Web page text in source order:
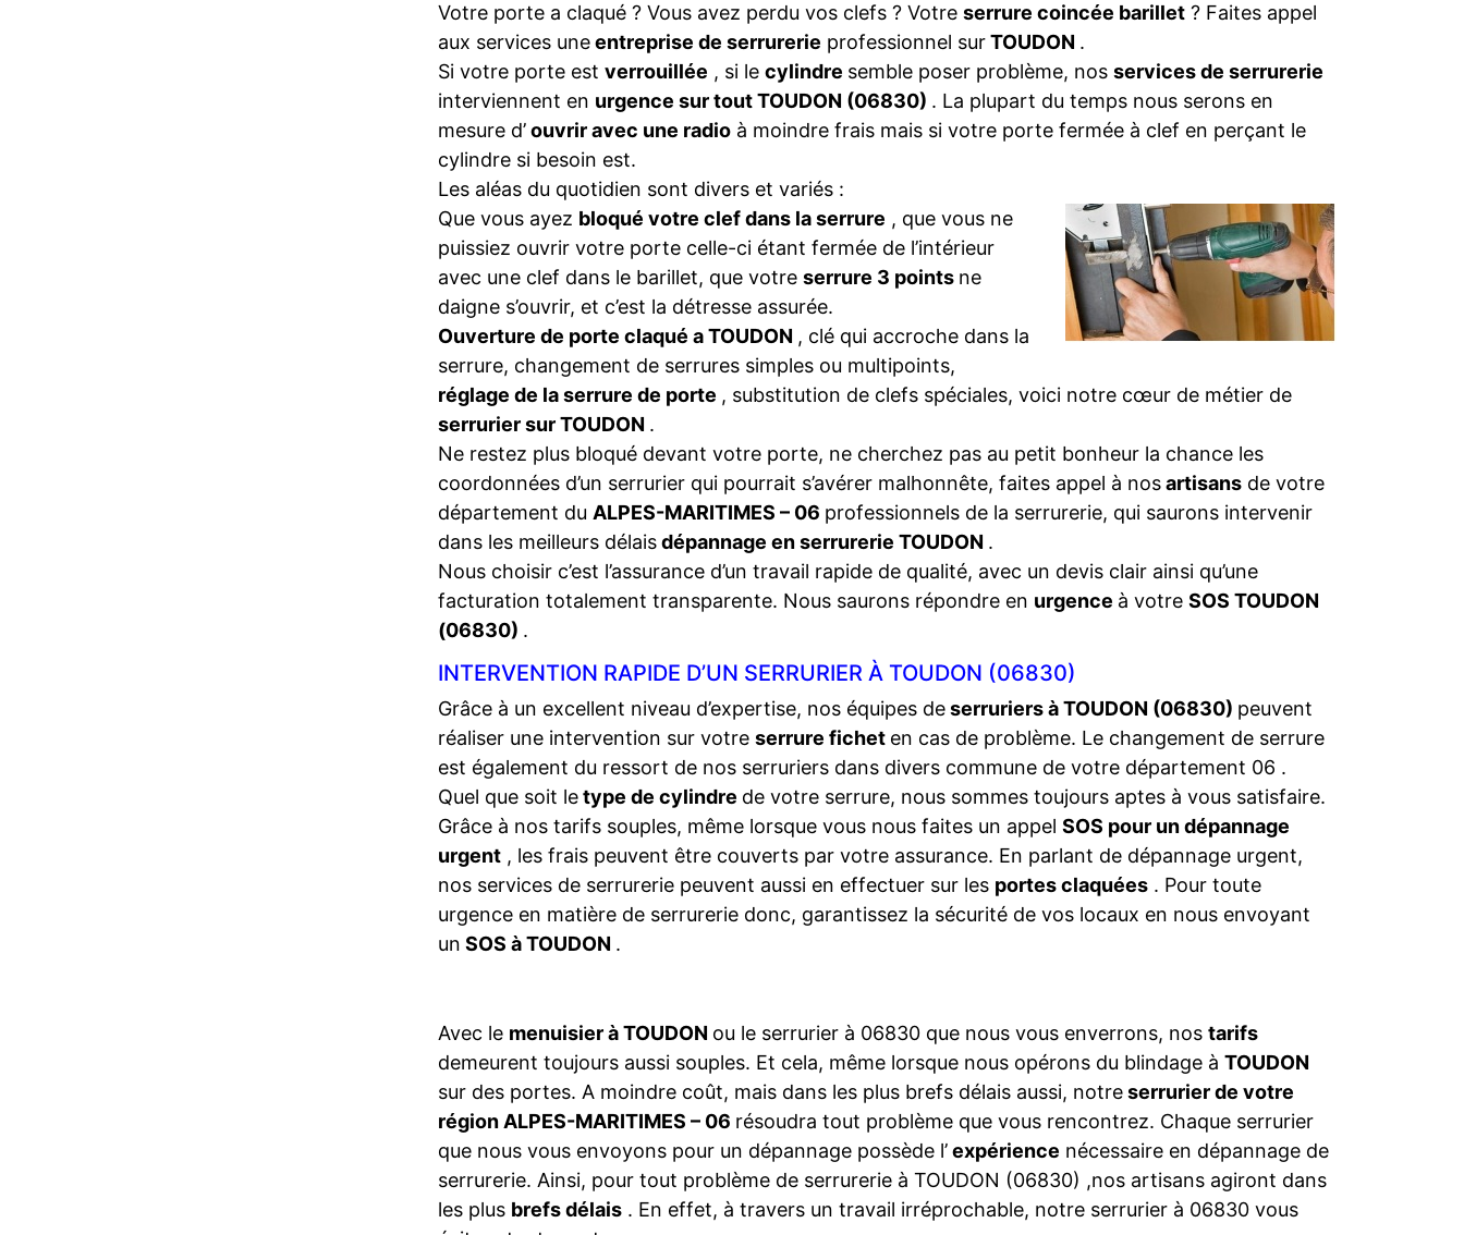
Votre porte a claqué ? Vous avez perdu vos clefs ? Votre serrure coincée barillet ? Faites appel
aux services uneentreprise de serrurerie professionnel surTOUDON .
Si votre porte est verrouillée , si le cylindre semble poser problème, nos services de serrurerie
interviennent en urgence sur tout TOUDON (06830) . La plupart du temps nous serons en
mesure d’ouvrir avec une radio à moindre frais mais si votre porte fermée à clef en perçant le
cylindre si besoin est.
Les aléas du quotidien sont divers et variés :
Que vous ayez bloqué votre clef dans la serrure , que vous ne
puissiez ouvrir votre porte celle-ci étant fermée de l’intérieur
avec une clef dans le barillet, que votre serrure 3 points ne
daigne s’ouvrir, et c’est la détresse assurée.
Ouverture de porte claqué a TOUDON , clé qui accroche dans la
serrure, changement de serrures simples ou multipoints,
réglage de la serrure de porte , substitution de clefs spéciales, voici notre cœur de métier de
serrurier sur TOUDON .
Ne restez plus bloqué devant votre porte, ne cherchez pas au petit bonheur la chance les
coordonnées d’un serrurier qui pourrait s’avérer malhonnête, faites appel à nosartisans de votre
département du ALPES-MARITIMES – 06 professionnels de la serrurerie, qui saurons intervenir
dans les meilleurs délaisdépannage en serrurerie TOUDON .
Nous choisir c’est l’assurance d’un travail rapide de qualité, avec un devis clair ainsi qu’une
facturation totalement transparente. Nous saurons répondre en urgence à votre SOS TOUDON
(06830) .
INTERVENTION RAPIDE D’UN SERRURIER À TOUDON (06830)
Grâce à un excellent niveau d’expertise, nos équipes deserruriers à TOUDON (06830) peuvent
réaliser une intervention sur votre serrure fichet en cas de problème. Le changement de serrure
est également du ressort de nos serruriers dans divers commune de votre département 06 .
Quel que soit letype de cylindre de votre serrure, nous sommes toujours aptes à vous satisfaire.
Grâce à nos tarifs souples, même lorsque vous nous faites un appel SOS pour un dépannage
urgent , les frais peuvent être couverts par votre assurance. En parlant de dépannage urgent,
nos services de serrurerie peuvent aussi en effectuer sur les portes claquées . Pour toute
urgence en matière de serrurerie donc, garantissez la sécurité de vos locaux en nous envoyant
un SOS à TOUDON .
Avec le menuisier à TOUDON ou le serrurier à 06830 que nous vous enverrons, nos tarifs
demeurent toujours aussi souples. Et cela, même lorsque nous opérons du blindage à TOUDON
sur des portes. A moindre coût, mais dans les plus brefs délais aussi, notreserrurier de votre
région ALPES-MARITIMES – 06 résoudra tout problème que vous rencontrez. Chaque serrurier
que nous vous envoyons pour un dépannage possède l’expérience nécessaire en dépannage de
serrurerie. Ainsi, pour tout problème de serrurerie à TOUDON (06830) ,nos artisans agiront dans
les plus brefs délais . En effet, à travers un travail irréprochable, notre serrurier à 06830 vous